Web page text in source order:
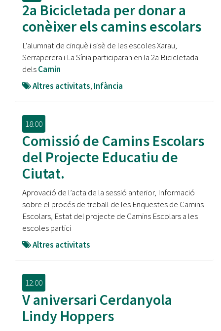
2a Bicicletada per donar a
conèixer els camins escolars
L'alumnat de cinquè i sisè de les escoles Xarau,
Serraperera i La Sínia participaran en la 2a Bicicletada
delsCamin
Altres activitats, Infància
18:00
Comissió de Camins Escolars
del Projecte Educatiu de
Ciutat.
Aprovació de l’acta de la sessió anterior, Informació
sobre el procés de treball de les Enquestes de Camins
Escolars, Estat del projecte de Camins Escolars a les
escoles partici
Altres activitats
12:00
V aniversari Cerdanyola
Lindy Hoppers